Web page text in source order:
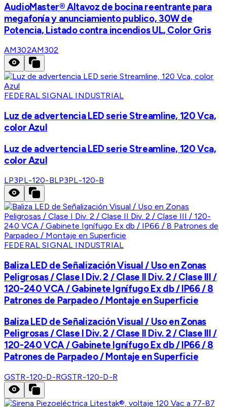
AudioMaster® Altavoz de bocina reentrante para
megafonía y anunciamiento publico, 30W de
Potencia, Listado contra incendios UL, Color Gris
AM302AM302
FEDERAL SIGNAL INDUSTRIAL
Luz de advertencia LED serie Streamline, 120 Vca,
color Azul
Luz de advertencia LED serie Streamline, 120 Vca,
color Azul
LP3PL-120-BLP3PL-120-B
FEDERAL SIGNAL INDUSTRIAL
Baliza LED de Señalización Visual / Uso en Zonas
Peligrosas / Clase I Div. 2 / Clase II Div. 2 / Clase III /
120-240 VCA / Gabinete Ignífugo Ex db / IP66 / 8
Patrones de Parpadeo / Montaje en Superficie
Baliza LED de Señalización Visual / Uso en Zonas
Peligrosas / Clase I Div. 2 / Clase II Div. 2 / Clase III /
120-240 VCA / Gabinete Ignífugo Ex db / IP66 / 8
Patrones de Parpadeo / Montaje en Superficie
GSTR-120-D-RGSTR-120-D-R